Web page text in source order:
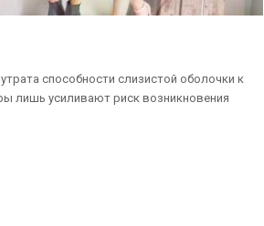
способности слизистой оболочки к
лишь усиливают риск возникновения